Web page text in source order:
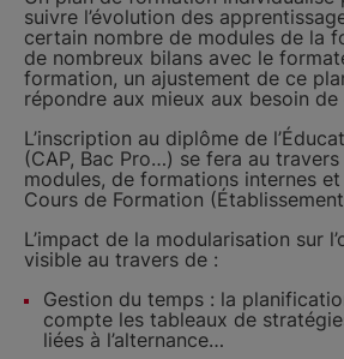
suivre l’évolution des
certain nombre de modules de la
de nombreux bilans avec le
formation, un ajustement de ce
répondre aux mieux aux besoin
L’inscription au diplôme de
(CAP, Bac Pro…) se fera au
modules, de formations internes
Cours de Formation
L’impact de la modularisation sur
visible au travers de :
Gestion du temps : la
compte les tableaux de
liées à l’alternance…